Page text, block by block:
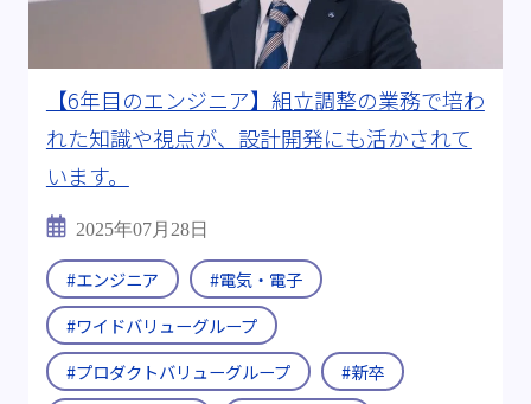
#電気自動車(EV) #燃料電池
#全固体電池 #燃料電池自動車(FCV)
#半導体製造装置 #CASE #医療機器
#ビッグデータ
#メーカーから転職 #チームワーク
＃ITエンジニア #資格取得
#D＆I #その後を追う #ワークライフバランス
【6年目のエンジニア】組立調整の業務で培わ
れた知識や視点が、設計開発にも活かされて
います。
2025年07月28日
#エンジニア
#電気・電子
#ワイドバリューグループ
#プロダクトバリューグループ
#新卒